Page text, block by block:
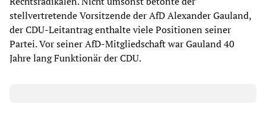
stellvertretende Vorsitzende der AfD Alexander Gauland,
der CDU-Leitantrag enthalte viele Positionen seiner
Partei. Vor seiner AfD-Mitgliedschaft war Gauland 40
Jahre lang Funktionär der CDU.